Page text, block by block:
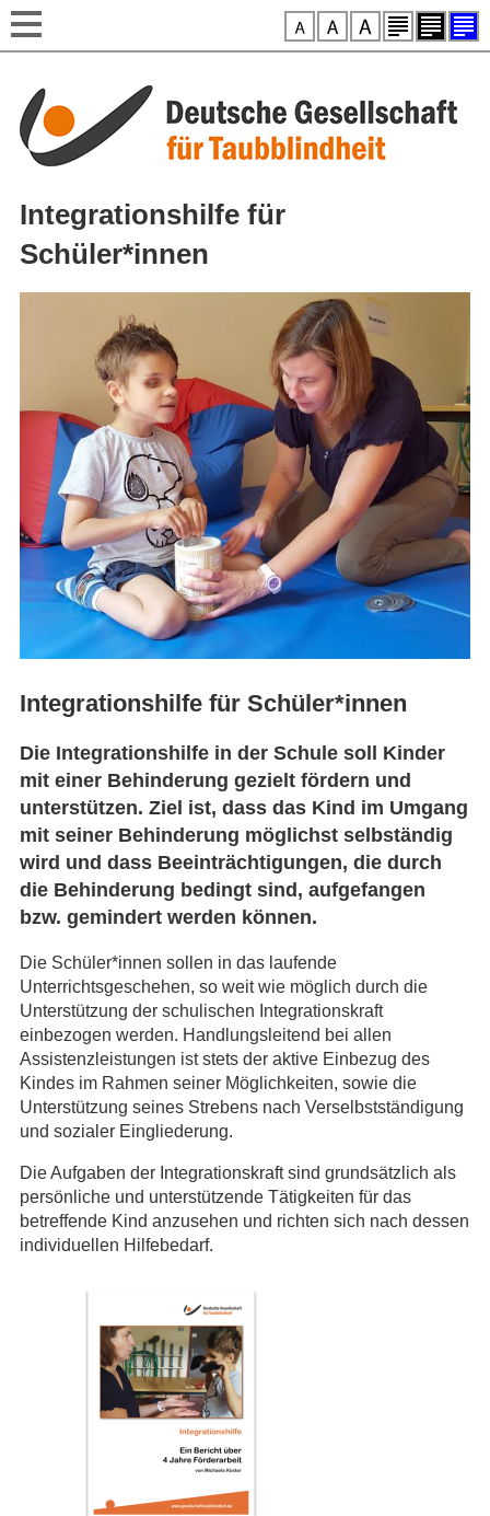
Direkt zum Inhalt
Style-Switcher
Integrationshilfe für
Schüler*innen
Integrationshilfe für Schüler*innen
Die Integrationshilfe in der Schule soll Kinder
mit einer Behinderung gezielt fördern und
unterstützen. Ziel ist, dass das Kind im Umgang
mit seiner Behinderung möglichst selbständig
wird und dass Beeinträchtigungen, die durch
die Behinderung bedingt sind, aufgefangen
bzw. gemindert werden können.
Die Schüler*innen sollen in das laufende
Unterrichtsgeschehen, so weit wie möglich durch die
Unterstützung der schulischen Integrationskraft
einbezogen werden. Handlungsleitend bei allen
Assistenzleistungen ist stets der aktive Einbezug des
Kindes im Rahmen seiner Möglichkeiten, sowie die
Unterstützung seines Strebens nach Verselbstständigung
und sozialer Eingliederung.
Die Aufgaben der Integrationskraft sind grundsätzlich als
persönliche und unterstützende Tätigkeiten für das
betreffende Kind anzusehen und richten sich nach dessen
individuellen Hilfebedarf.